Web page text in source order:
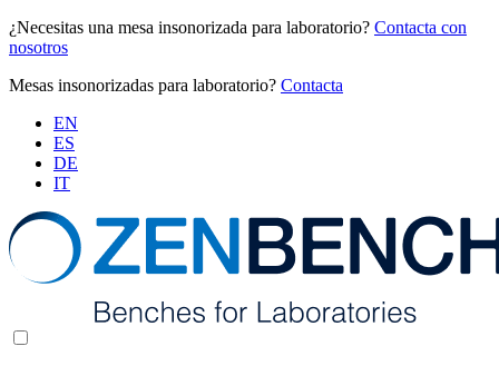
¿Necesitas una mesa insonorizada para laboratorio? Contacta con
nosotros
Mesas insonorizadas para laboratorio? Contacta
EN
ES
DE
IT